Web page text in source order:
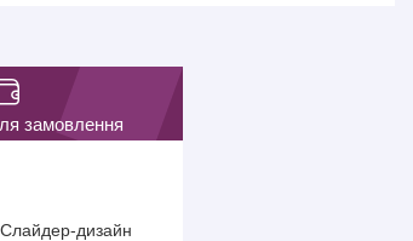
замовлення
Слайдер-дизайн